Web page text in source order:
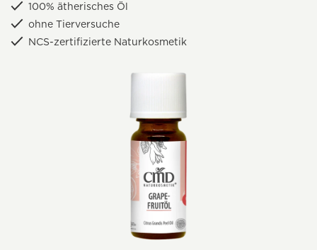
100% ätherisches Öl
ohne Tierversuche
NCS-zertifizierte Naturkosmetik